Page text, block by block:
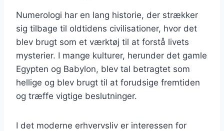
Numerologi har en lang historie, der strækker
sig tilbage til oldtidens civilisationer, hvor det
blev brugt som et værktøj til at forstå livets
mysterier. I mange kulturer, herunder det gamle
Egypten og Babylon, blev tal betragtet som
hellige og blev brugt til at forudsige fremtiden
og træffe vigtige beslutninger.
I det moderne erhvervsliv er interessen for